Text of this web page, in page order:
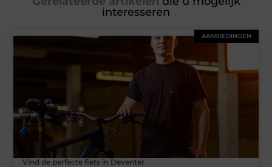
interesseren
AANBIEDINGEN
Vind de perfecte fiets in Deventer